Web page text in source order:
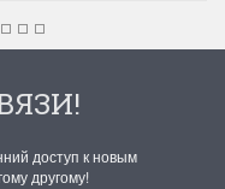
доступ к новым
другому!